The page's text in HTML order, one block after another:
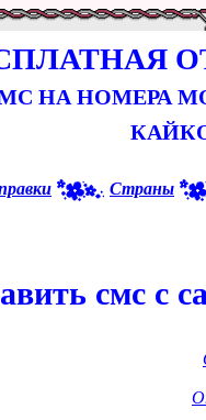
НА НОМЕРА
Страны
смс с